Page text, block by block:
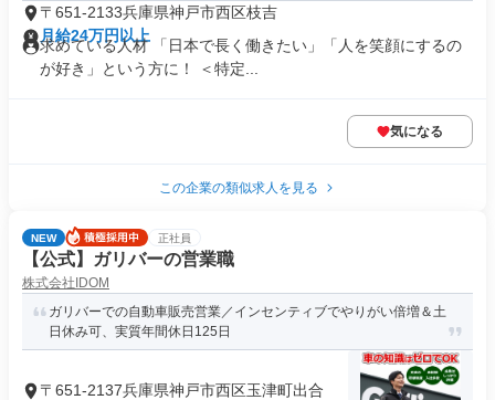
〒651-2133兵庫県神戸市西区枝吉
月給24万円以上
求めている人材 「日本で長く働きたい」「人を笑顔にするの
が好き」という方に！ ＜特定...
気になる
この企業の類似求人を見る
NEW 正社員
【公式】ガリバーの営業職
株式会社IDOM
ガリバーでの自動車販売営業／インセンティブでやりがい倍増＆土
日休み可、実質年間休日125日
〒651-2137兵庫県神戸市西区玉津町出合